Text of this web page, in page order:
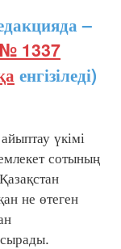
–
№ 1337
енгізіледі)
үкімі
сотының
не өтеген